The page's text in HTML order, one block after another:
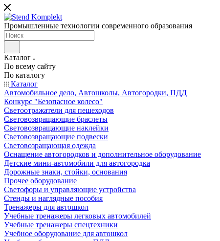
Промышленные технологии современного образования
Каталог
По всему сайту
По каталогу
Каталог
Автомобильное дело, Автошколы, Автогородки, ПДД
Конкурс "Безопасное колесо"
Светоотражатели для пешеходов
Световозвращающие браслеты
Световозвращающие наклейки
Световозвращающие подвески
Световозращающая одежда
Оснащение автогородков и дополнительное оборудование
Детские мини-автомобили для автогородка
Дорожные знаки, стойки, основания
Прочее оборудование
Светофоры и управляющие устройства
Стенды и наглядные пособия
Тренажеры для автошкол
Учебные тренажеры легковых автомобилей
Учебные тренажеры спецтехники
Учебное оборудование для автошкол